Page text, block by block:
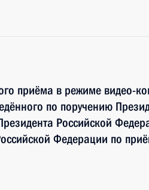
приёма в режиме видео-
по поручению
Российской
Федерации по